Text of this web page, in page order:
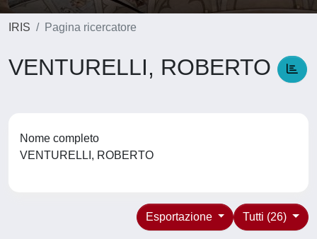
IRIS Pagina ricercatore
VENTURELLI, ROBERTO
Nome completo
VENTURELLI, ROBERTO
Tutti (26)
Esportazione